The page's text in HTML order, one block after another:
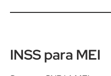
INSS para MEI